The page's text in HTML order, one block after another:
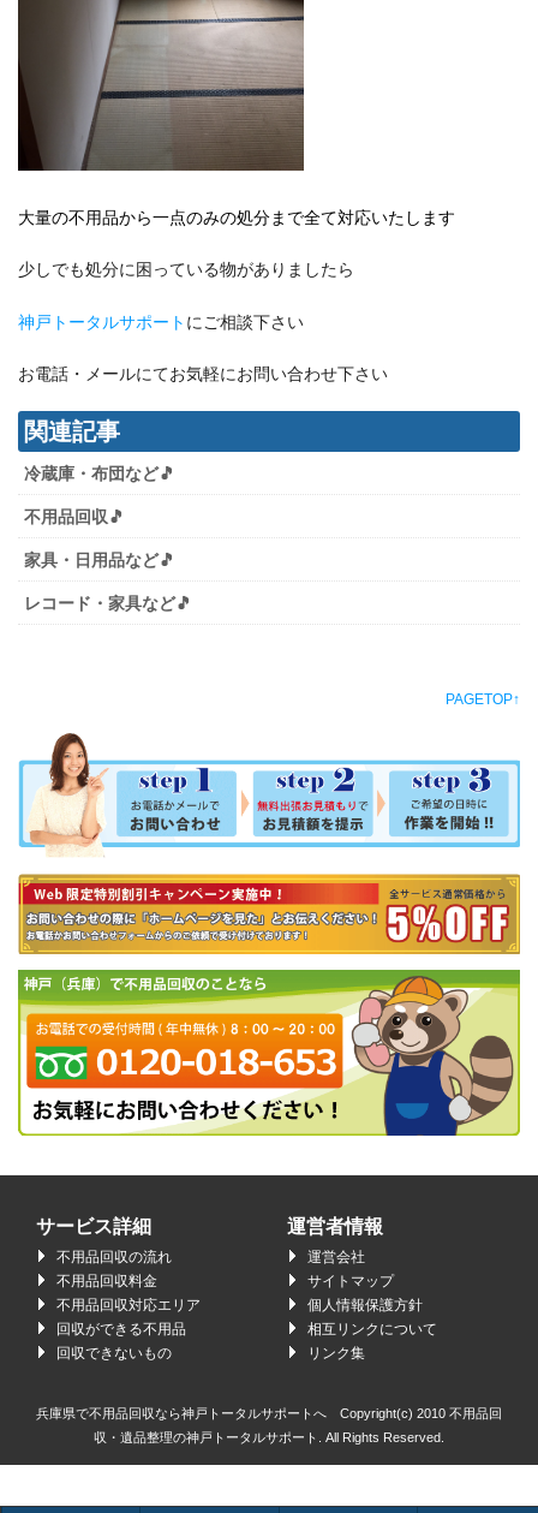
大量の不用品から一点のみの処分まで全て対応いたします
少しでも処分に困っている物がありましたら
神戸トータルサポート にご相談下さい
お電話・メールにてお気軽にお問い合わせ下さい
関連記事
冷蔵庫・布団など🎵
不用品回収🎵
家具・日用品など🎵
レコード・家具など🎵
PAGETOP↑
サービス詳細
不用品回収の流れ
不用品回収料金
不用品回収対応エリア
回収ができる不用品
回収できないもの
運営者情報
運営会社
サイトマップ
個人情報保護方針
相互リンクについて
リンク集
兵庫県で不用品回収なら神戸トータルサポートへ Copyright(c) 2010 不用品回
収・遺品整理の神戸トータルサポート.
All Rights Reserved.